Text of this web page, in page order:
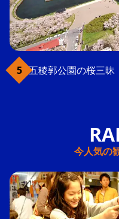
五稜郭公園の桜三昧
今人気の